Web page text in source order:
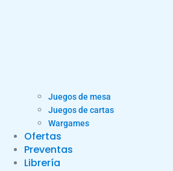
Juegos de mesa
Juegos de cartas
Wargames
Ofertas
Preventas
Librería